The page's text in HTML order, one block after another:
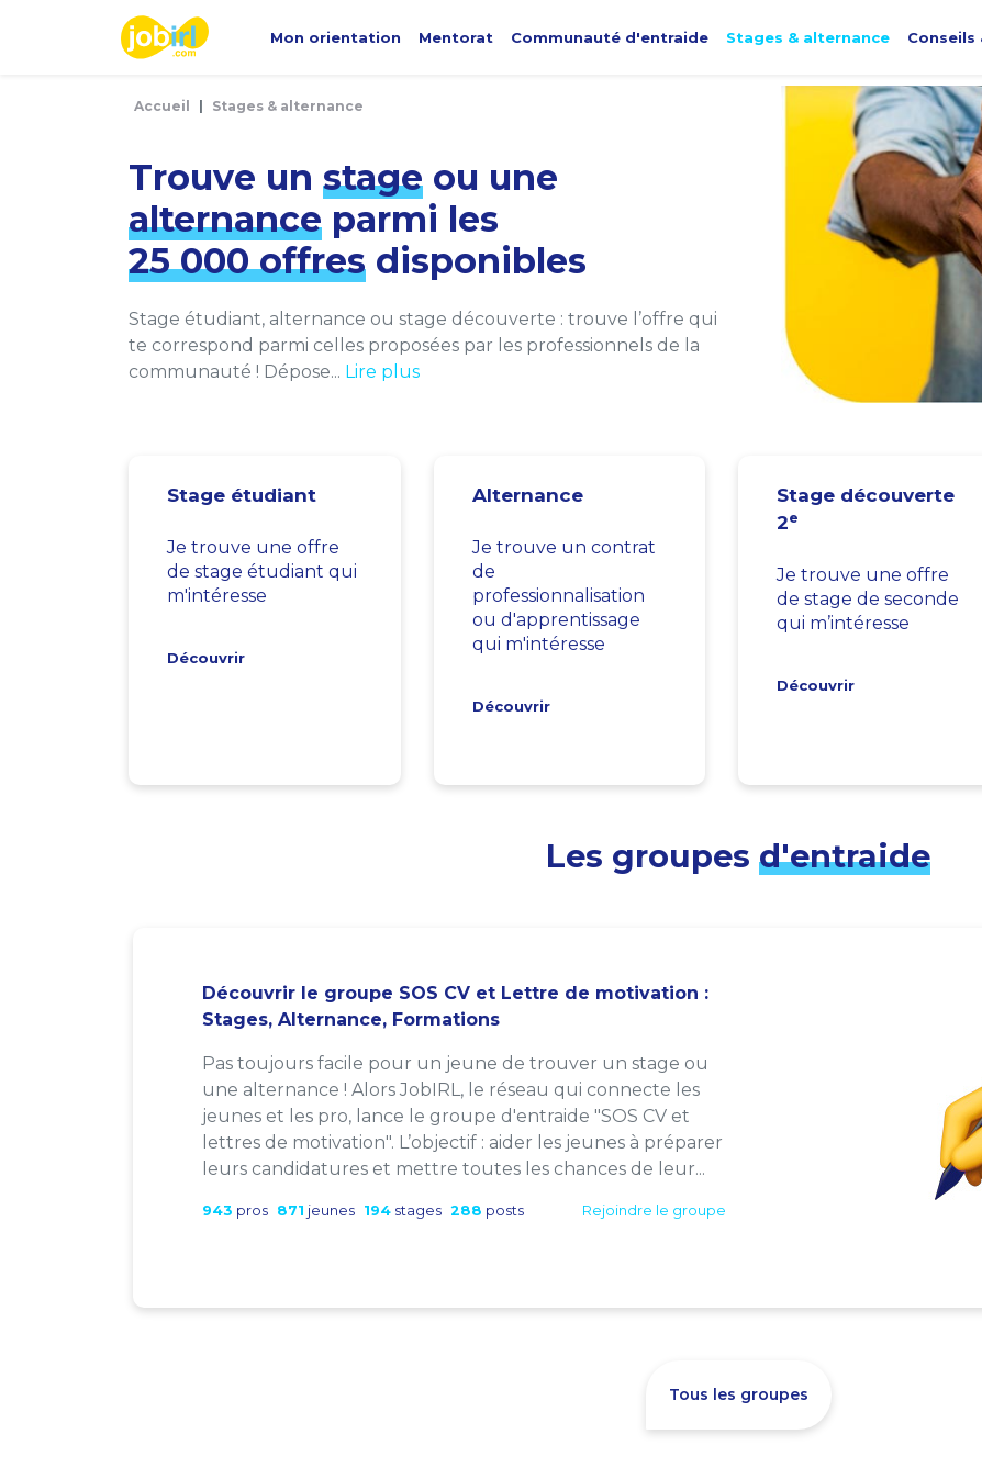
Mon orientation Mentorat Communauté d'entraide Stages & alternance Conseils
Accueil Stages & alternance
Trouve un stage ou une
alternance parmi les
25 000 offres disponibles
Stage étudiant, alternance ou stage découverte : trouve l’offre qui
te correspond parmi celles proposées par les professionnels de la
communauté ! Dépose... Lire plus
Stage étudiant
Je trouve une offre
de stage étudiant qui
m'intéresse
Découvrir
Alternance
Je trouve un contrat
de
professionnalisation
ou d'apprentissage
qui m'intéresse
Découvrir
Stage découverte
2e
Je trouve une offre
de stage de seconde
qui m’intéresse
Découvrir
Les groupes d'entraide
Découvrir le groupe SOS CV et Lettre de motivation :
Stages, Alternance, Formations
Pas toujours facile pour un jeune de trouver un stage ou
une alternance ! Alors JobIRL, le réseau qui connecte les
jeunes et les pro, lance le groupe d'entraide "SOS CV et
lettres de motivation". L’objectif : aider les jeunes à préparer
leurs candidatures et mettre toutes les chances de leur...
943 pros 871 jeunes 194 stages 288 posts Rejoindre le groupe
Tous les groupes
Panneau de gestion des cookies